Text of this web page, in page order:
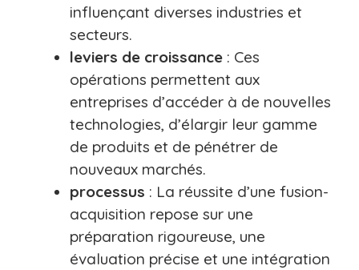
influençant diverses industries et
secteurs.
leviers de croissance : Ces
opérations permettent aux
entreprises d’accéder à de nouvelles
technologies, d’élargir leur gamme
de produits et de pénétrer de
nouveaux marchés.
processus : La réussite d’une fusion-
acquisition repose sur une
préparation rigoureuse, une
évaluation précise et une intégration